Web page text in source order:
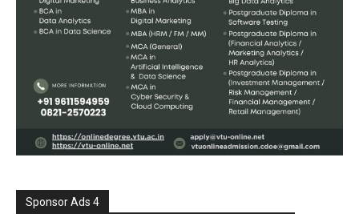
Sponsor Ads 4